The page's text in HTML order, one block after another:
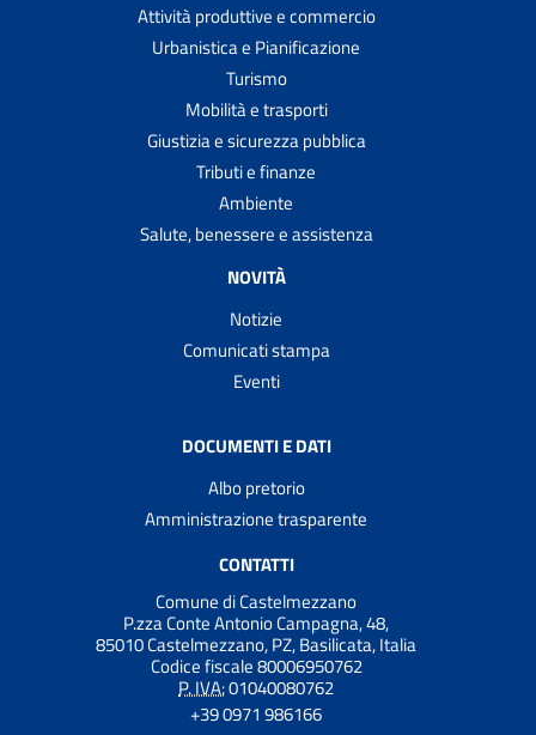
Attività produttive e commercio
Urbanistica e Pianificazione
Turismo
Mobilità e trasporti
Giustizia e sicurezza pubblica
Tributi e finanze
Ambiente
Salute, benessere e assistenza
NOVITÀ
Notizie
Comunicati stampa
Eventi
DOCUMENTI E DATI
Albo pretorio
Amministrazione trasparente
CONTATTI
Comune di Castelmezzano
P.zza Conte Antonio Campagna, 48,
85010 Castelmezzano, PZ, Basilicata, Italia
Codice fiscale 80006950762
P. IVA:01040080762
+39 0971 986166